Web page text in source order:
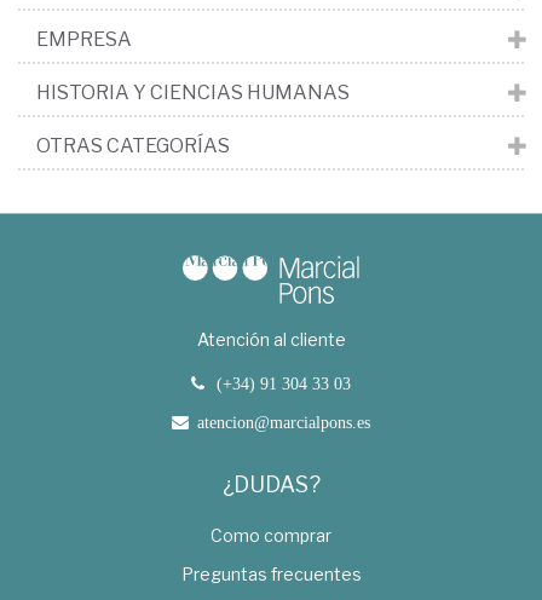
EMPRESA
HISTORIA Y CIENCIAS HUMANAS
OTRAS CATEGORÍAS
Atención al cliente
(+34) 91 304 33 03
atencion@marcialpons.es
¿DUDAS?
Como comprar
Preguntas frecuentes